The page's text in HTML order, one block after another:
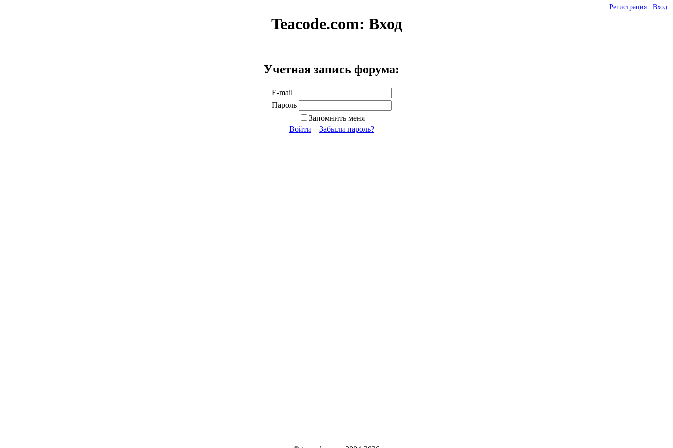
Регистрация Вход
Teacode.com: Вход
Учетная запись форума:
E-mail
Пароль
Запомнить меня
Войти
Забыли пароль?